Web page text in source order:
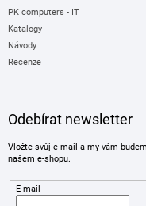
PK computers - IT
Katalogy
Návody
Recenze
Odebírat newsletter
Vložte svůj e-mail a my vám
našem e-shopu.
E-mail